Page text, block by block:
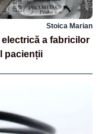
Stoica Marian
a fabricilor
pacienții